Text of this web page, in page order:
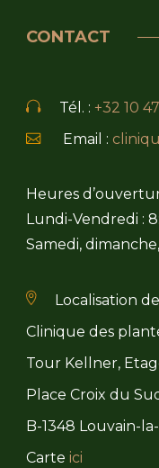
CONTACT
Tél. : +32 10
Email :
Heures
Lundi-Vendredi :
Samedi,
Localisation
Clinique des
Tour Kellner,
Place Croix du
B-1348 Louvain-
Carte ici